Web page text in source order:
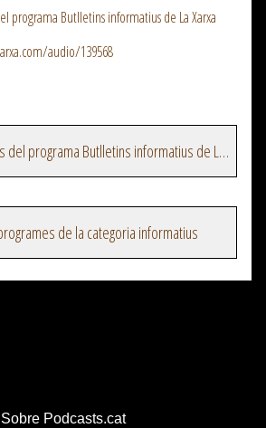
programa Butlletins informatius de La Xarxa
audio/139568
Veure més episodis del programa Butlletins informatius de La Xarxa
de la categoria informatius
Sobre Podcasts.cat